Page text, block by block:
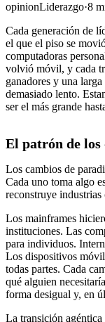
opinionLiderazgo·8
Cada generación de
el que el piso se
computadoras
volvió móvil, y cada
ganadores y una
demasiado lento.
ser el más grande
El patrón de los
Los cambios de
Cada uno toma algo
reconstruye industrias
Los mainframes
instituciones. Las
para individuos.
Los dispositivos
todas partes. Cada
qué alguien
forma desigual y, en
La transición